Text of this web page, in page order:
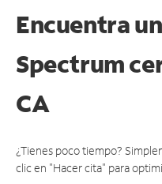
Encuentra
Spectrum
CA
¿Tienes poco tiempo?
clic en "Hacer cita" para